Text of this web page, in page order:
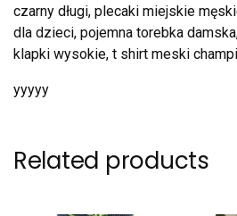
czarny długi, plecaki miejskie
dla dzieci, pojemna torebka
klapki wysokie, t shirt meski
yyyyy
Related products